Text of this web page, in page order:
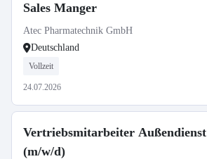
Sales Manger
Atec Pharmatechnik GmbH
Deutschland
Vollzeit
24.07.2026
Vertriebsmitarbeiter Außendienst
(m/w/d)